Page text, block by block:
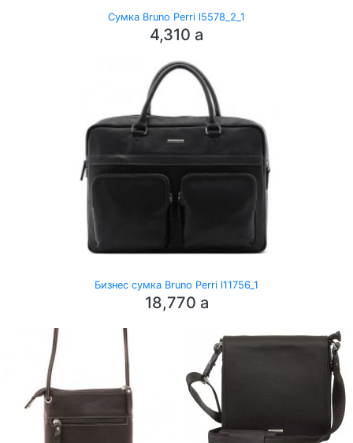
Сумка Bruno Perri l5578_2_1
4,310 a
Бизнес сумка Bruno Perri l11756_1
18,770 a